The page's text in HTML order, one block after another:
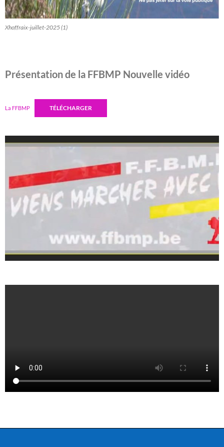
Xhoffraix-juillet-2025 (1)
Présentation de la FFBMP Nouvelle vidéo
La FFBMP TÉLÉCHARGER